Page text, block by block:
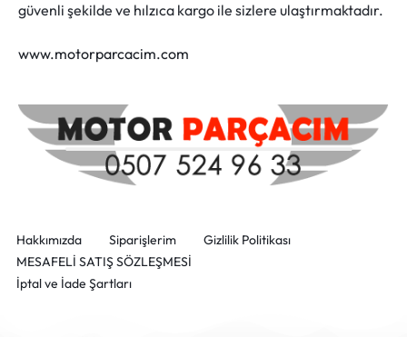
güvenli şekilde ve hılzıca kargo ile sizlere ulaştırmaktadır.
www.motorparcacim.com
Hakkımızda Siparişlerim
Gizlilik Politikası
MESAFELİ SATIŞ SÖZLEŞMESİ
İptal ve İade Şartları